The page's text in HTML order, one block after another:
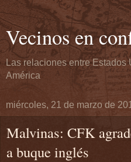
Vecinos en
Las relaciones entre
América
miércoles, 21 de marzo de
Malvinas: CFK
a buque inglés